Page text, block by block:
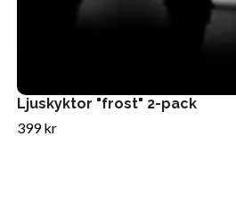
Ljuskyktor "frost" 2-pack
399 kr